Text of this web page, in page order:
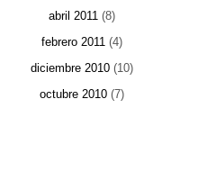
abril 2011 (8)
febrero 2011 (4)
diciembre 2010 (10)
octubre 2010 (7)